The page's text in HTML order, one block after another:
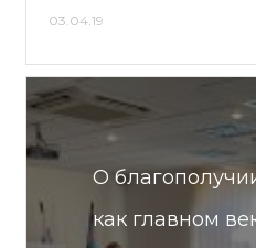
03.04.19
О
как главном